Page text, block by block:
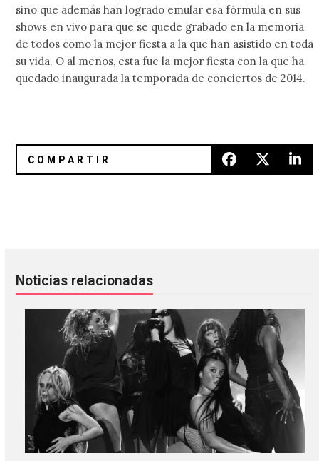
sino que además han logrado emular esa fórmula en sus
shows en vivo para que se quede grabado en la memoria
de todos como la mejor fiesta a la que han asistido en toda
su vida. O al menos, esta fue la mejor fiesta con la que ha
quedado inaugurada la temporada de conciertos de 2014.
Noticias relacionadas